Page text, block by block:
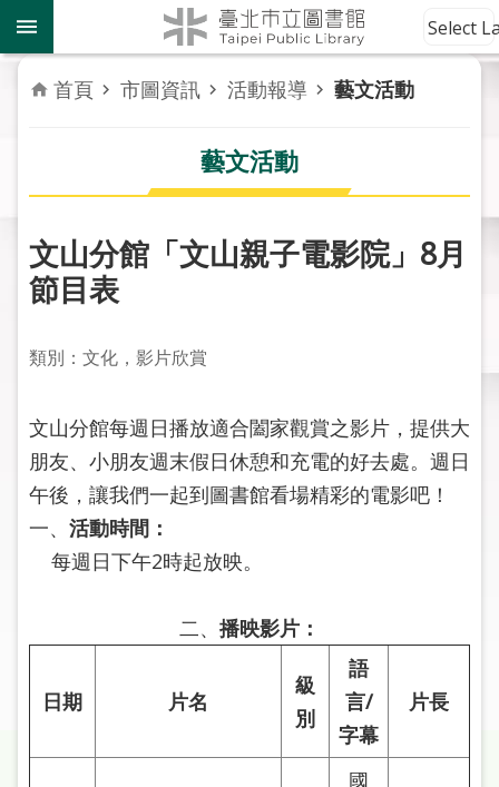
跳到主要內容區塊
到
館
資
訊
者
務
活
報
導
關
於
市
圖
線
請
常
問
Select
首頁 市圖資訊 活動報導 藝文活動
藝文活動
文山分館「文山親子電影院」8月
節目表
類別：文化，影片欣賞
文山分館每週日播放適合闔家觀賞之影片，提供大
朋友、小朋友週末假日休憩和充電的好去處。週日
午後，讓我們一起到圖書館看場精彩的電影吧！
一、 活動時間：
每週日下午2時起放映。
二、 播映影片：
日期 片名
級
別
語
言/
字幕
片長
國